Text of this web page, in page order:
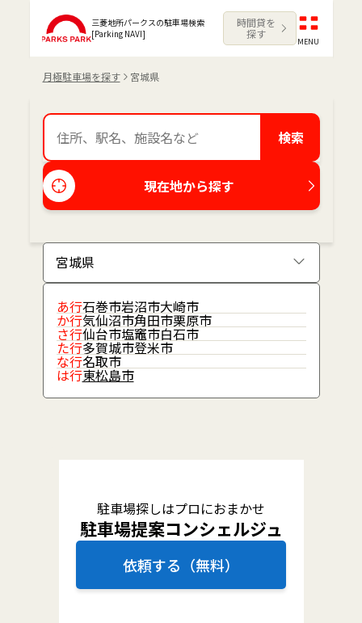
三菱地所パークスの駐車場検索
[Parking NAVI]
時間貸を
探す
MENU
月極駐車場を探す 宮城県
検索
現在地から探す
あ行石巻市岩沼市大崎市
か行気仙沼市角田市栗原市
さ行仙台市塩竈市白石市
た行多賀城市登米市
な行名取市
は行東松島市
駐車場探しはプロにおまかせ
駐車場提案コンシェルジュ
依頼する（無料）